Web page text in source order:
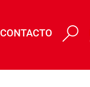
CONTACTO